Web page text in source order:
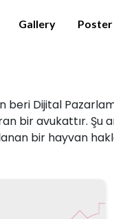
Gallery
beri Dijital
bir avukattır.
bir hayvan